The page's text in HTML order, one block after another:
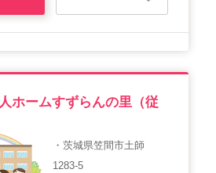
ホームすずらんの里（従
・茨城県笠間市土師
1283-5